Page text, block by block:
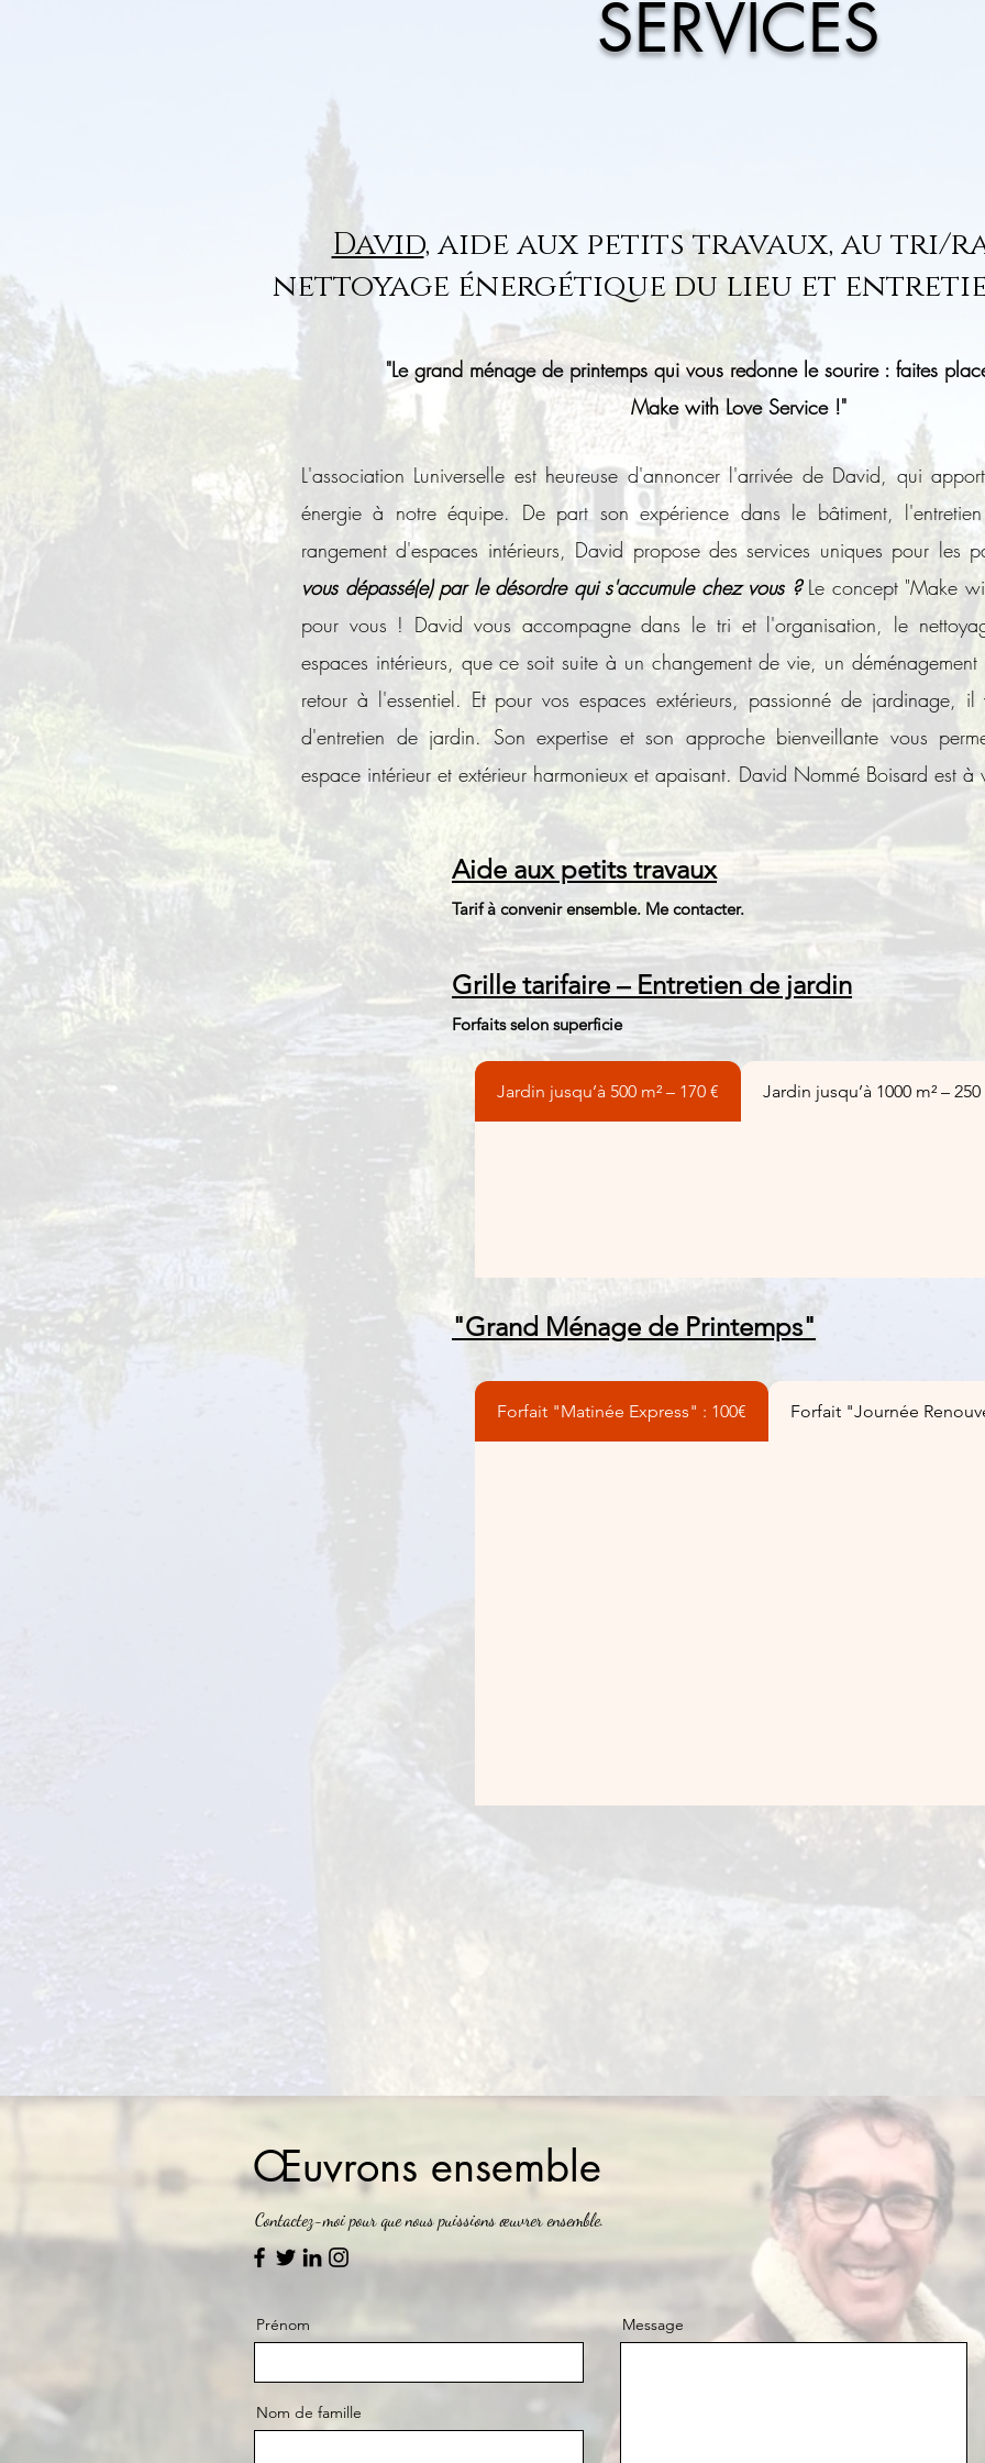
SERVICES
David, aide aux petits travaux, au tri/
nettoyage énergétique du lieu et
"Le grand ménage de printemps qui vous redonne le sourire : faites
Make with Love Service !"
L'association Luniverselle est heureuse d'annoncer l'arrivée de David, qui
énergie à notre équipe. De part son expérience dans le bâtiment,
rangement d'espaces intérieurs, David propose des services uniques pour les
vous dépassé(e) par le désordre qui s'accumule chez vous ?Le concept "Make
pour vous ! David vous accompagne dans le tri et l'organisation, le
espaces intérieurs, que ce soit suite à un changement de vie, un
retour à l'essentiel. Et pour vos espaces extérieurs, passionné de jardinage, il
d'entretien de jardin. Son expertise et son approche bienveillante vous
espace intérieur et extérieur harmonieux et apaisant. David Nommé Boisard est à
Aide aux petits travaux
Tarif à convenir ensemble. Me contacter.
Grille tarifaire – Entretien de jardin
Forfaits selon superficie
Jardin jusqu’à 500 m² – 170 € Jardin jusqu’à 1000 m² – 250
Forfait "Matinée Express" : 100€ Forfait "Journée
​"Grand Ménage de Printemps"
Œuvrons ensemble
Contactez-moi pour que nous puissions œuvrer ensemble.
Prénom
Nom de famille
Message